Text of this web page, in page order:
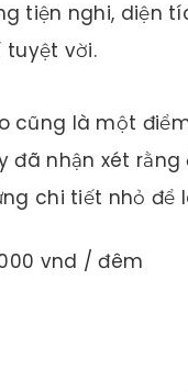
tiện nghi, diện
tuyệt vời.
cũng là một
đã nhận xét
chi tiết nhỏ để
vnd / đêm